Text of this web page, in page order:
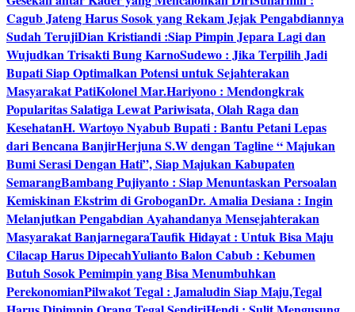
Cagub Jateng Harus Sosok yang Rekam Jejak Pengabdiannya
Sudah TerujiDian Kristiandi :Siap Pimpin Jepara Lagi dan
Wujudkan Trisakti Bung KarnoSudewo : Jika Terpilih Jadi
Bupati Siap Optimalkan Potensi untuk Sejahterakan
Masyarakat PatiKolonel Mar.Hariyono : Mendongkrak
Popularitas Salatiga Lewat Pariwisata, Olah Raga dan
KesehatanH. Wartoyo Nyabub Bupati : Bantu Petani Lepas
dari Bencana BanjirHerjuna S.W dengan Tagline “ Majukan
Bumi Serasi Dengan Hati”, Siap Majukan Kabupaten
SemarangBambang Pujiyanto : Siap Menuntaskan Persoalan
Kemiskinan Ekstrim di GroboganDr. Amalia Desiana : Ingin
Melanjutkan Pengabdian Ayahandanya Mensejahterakan
Masyarakat BanjarnegaraTaufik Hidayat : Untuk Bisa Maju
Cilacap Harus DipecahYulianto Balon Cabub : Kebumen
Butuh Sosok Pemimpin yang Bisa Menumbuhkan
PerekonomianPilwakot Tegal : Jamaludin Siap Maju,Tegal